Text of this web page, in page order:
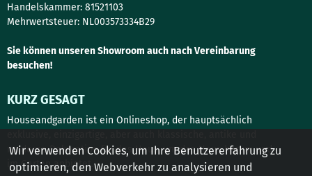
Handelskammer: 81521103
Mehrwertsteuer: NL003573334B29
Sie können unseren Showroom auch nach Vereinbarung
besuchen!
KURZ GESAGT
Houseandgarden ist ein Onlineshop, der hauptsächlich
moderne Dekoration für das Haus, um das Haus herum und
im Garten anbietet.
Wir verwenden Cookies, um Ihre Benutzererfahrung zu
optimieren, den Webverkehr zu analysieren und